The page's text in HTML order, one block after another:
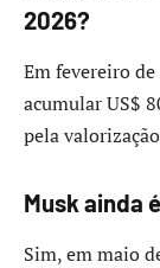
2026?
Em fevereiro
acumular US$
pela
Musk ainda
Sim, em maio